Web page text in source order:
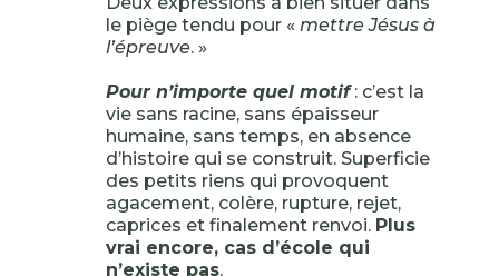
le piège tendu pour « mettre Jésus à
l’épreuve. »
Pour n’importe quel motif: c’est la
vie sans racine, sans épaisseur
humaine, sans temps, en absence
d’histoire qui se construit. Superficie
des petits riens qui provoquent
agacement, colère, rupture, rejet,
caprices et finalement renvoi. Plus
vrai encore, cas d’école qui
n’existe pas.